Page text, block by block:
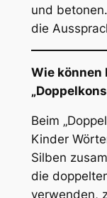
und
die
Wie können
Beim
Kinder
Silben
die
verwenden,